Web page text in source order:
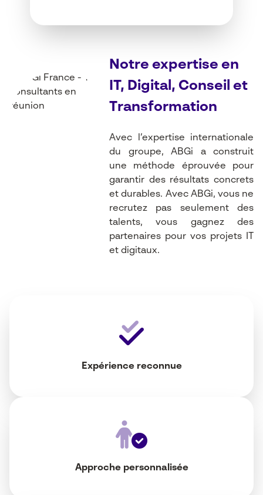
Notre expertise en
IT, Digital, Conseil et
Transformation
Avec l’expertise internationale
du groupe, ABGi a construit
une méthode éprouvée pour
garantir des résultats concrets
et durables. Avec ABGi, vous ne
recrutez pas seulement des
talents, vous gagnez des
partenaires pour vos projets IT
et digitaux.
Expérience reconnue
Approche personnalisée